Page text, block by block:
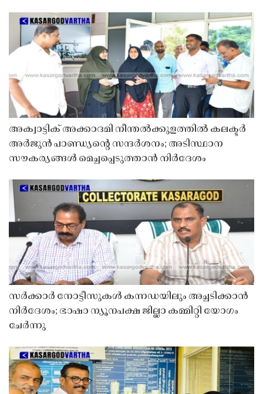
അക്വാട്ടിക് അക്കാദമി നീന്തൽക്കുളത്തിൽ കലക്ടർ
അർജുൻ പാണ്ഡ്യൻ്റെ സന്ദർശനം; അടിസ്ഥാന
സൗകര്യങ്ങൾ മെച്ചപ്പെടുത്താൻ നിർദേശം
സർക്കാർ നോട്ടീസുകൾ കന്നഡയിലും അച്ചടിക്കാൻ
നിർദേശം; ഭാഷാ ന്യൂനപക്ഷ ജില്ലാ കമ്മിറ്റി യോഗം
ചേർന്നു